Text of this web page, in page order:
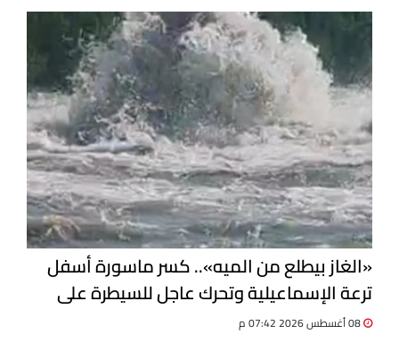
«الغاز بيطلع من الميه».. كسر ماسورة أسفل
ترعة الإسماعيلية وتحرك عاجل للسيطرة على
التسرب